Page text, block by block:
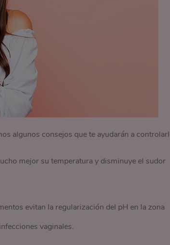
algunos consejos que te ayudarán a
mejor su temperatura y disminuye el sudor
evitan la regularización del pH en la zona
vaginales.